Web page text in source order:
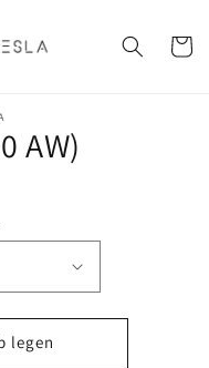
AW)
legen